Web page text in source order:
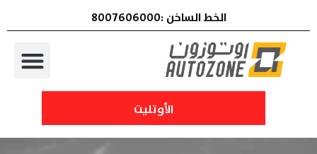
الخط الساخن :8007606000
الأوتليت